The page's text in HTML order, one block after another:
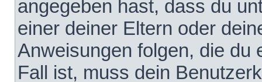
angegeben hast, dass du
einer deiner Eltern oder
Anweisungen folgen, die du
Fall ist, muss dein